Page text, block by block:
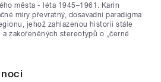
města - léta 1945–1961. Karin
míry převratný, dosavadní paradigma
jehož zahlazenou historii stále
zakořeněných stereotypů o „černé